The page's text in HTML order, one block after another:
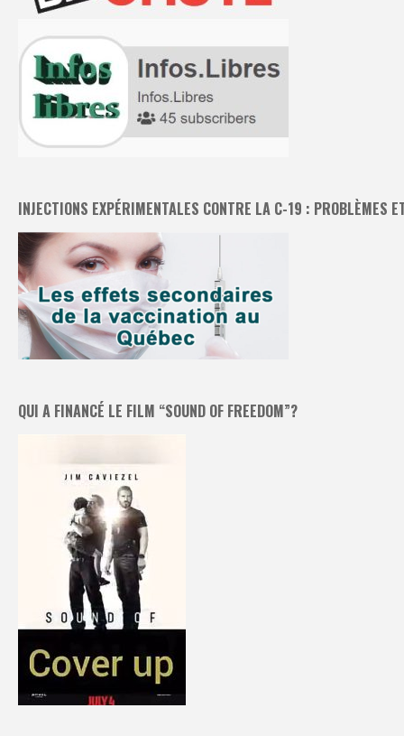
INJECTIONS EXPÉRIMENTALES CONTRE LA C-19 : PROBLÈMES
QUI A FINANCÉ LE FILM “SOUND OF FREEDOM”?